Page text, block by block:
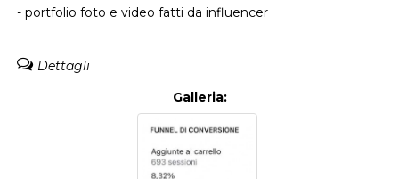
- portfolio foto e video fatti da influencer
Dettagli
Galleria: